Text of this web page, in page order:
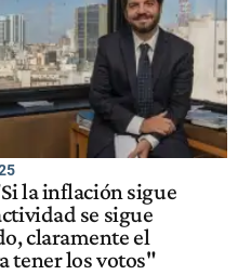
la inflación sigue
se sigue
claramente el
tener los votos"